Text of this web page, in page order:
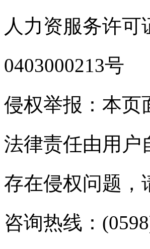
人力资服务许可
0403000213号
侵权举报：本页
法律责任由用户
存在侵权问题，
咨询热线：